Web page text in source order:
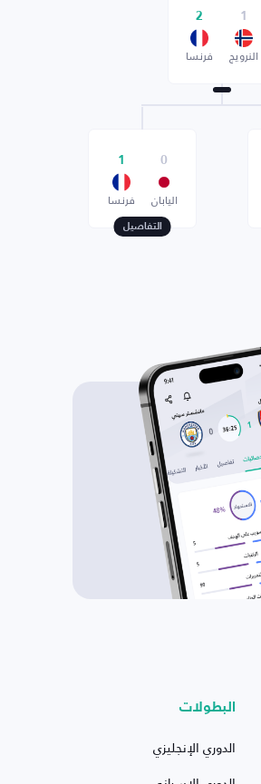
1
النرويج
2
فرنسا
0
اليابان
1
فرنسا
التفاصيل
البطولات
الدوري الإنجليزي